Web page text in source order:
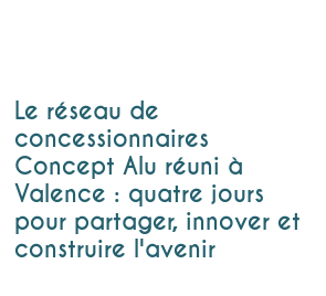
Le réseau de
concessionnaires
Concept Alu réuni à
Valence : quatre jours
pour partager, innover et
construire l'avenir